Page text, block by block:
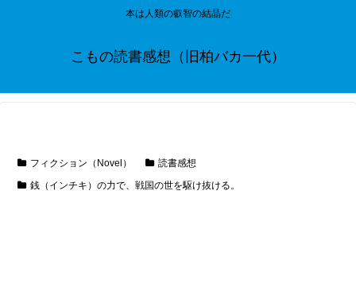
本は人類の叡智の結晶だ
こもの読書感想（旧柏バカ一代）
フィクション（Novel）
読書感想
銭（インチキ）の力で、戦国の世を駆け抜ける。